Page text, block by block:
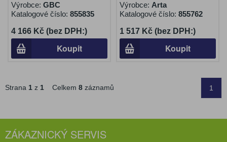
Výrobce: GBC
Katalogové číslo: 855835
4 166 Kč (bez DPH:)
Koupit
Výrobce: Arta
Katalogové číslo: 855762
1 517 Kč (bez DPH:)
Koupit
Strana 1 z 1 Celkem 8 záznamů 1
ZÁKAZNICKÝ SERVIS